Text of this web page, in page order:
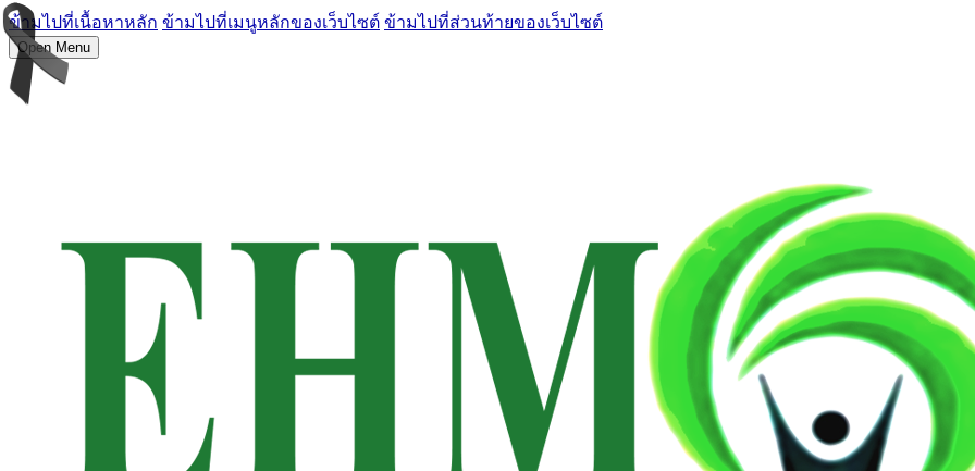
ข้ามไปที่เนื้อหาหลัก ข้ามไปที่เมนูหลักของเว็บไซต์ ข้ามไปที่ส่วนท้ายของเว็บไซต์
Open Menu